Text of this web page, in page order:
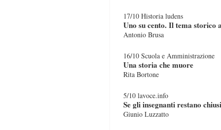
17/10 Historia ludens
Uno su cento. Il tema
Antonio Brusa
16/10 Scuola e Amministrazione
Una storia che muore
Rita Bortone
5/10 lavoce.info
Se gli insegnanti restano
Giunio Luzzatto